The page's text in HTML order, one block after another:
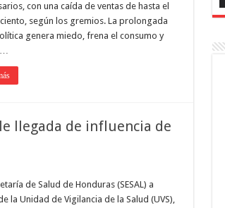
con una caída de ventas de hasta el
según los gremios. La prolongada
genera miedo, frena el consumo y
…
llegada de influencia de
de Salud de Honduras (SESAL) a
la Unidad de Vigilancia de la Salud (UVS),